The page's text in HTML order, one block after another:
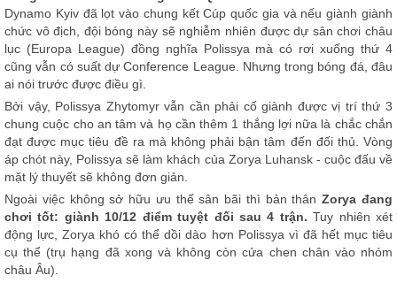
Dynamo Kyiv đã lọt vào chung kết Cúp quốc gia và nếu giành giành
chức vô địch, đội bóng này sẽ nghiễm nhiên được dự sân chơi châu
lục (Europa League) đồng nghĩa Polissya mà có rơi xuống thứ 4
cũng vẫn có suất dự Conference League. Nhưng trong bóng đá, đâu
ai nói trước được điều gì.
Bởi vậy, Polissya Zhytomyr vẫn cần phải cố giành được vị trí thứ 3
chung cuộc cho an tâm và họ cần thêm 1 thắng lợi nữa là chắc chắn
đạt được mục tiêu đề ra mà không phải bận tâm đến đối thủ. Vòng
áp chót này, Polissya sẽ làm khách của Zorya Luhansk - cuộc đấu về
mặt lý thuyết sẽ không đơn giản.
Ngoài việc không sở hữu ưu thế sân bãi thì bản thânZorya đang
chơi tốt: giành 10/12 điểm tuyệt đối sau 4 trận. Tuy nhiên xét
động lực, Zorya khó có thể dồi dào hơn Polissya vì đã hết mục tiêu
cụ thể (trụ hạng đã xong và không còn cửa chen chân vào nhóm
châu Âu).